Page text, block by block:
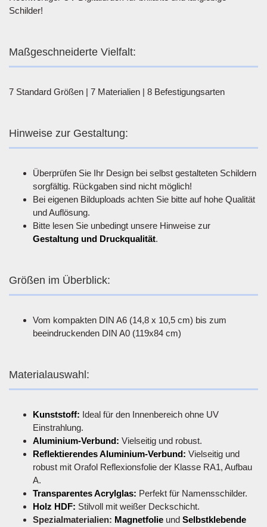
Schilder!
Maßgeschneiderte Vielfalt:
7 Standard Größen | 7 Materialien | 8 Befestigungsarten
Hinweise zur Gestaltung:
Überprüfen Sie Ihr Design bei selbst gestalteten Schildern
sorgfältig. Rückgaben sind nicht möglich!
Bei eigenen Bilduploads achten Sie bitte auf hohe Qualität
und Auflösung.
Bitte lesen Sie unbedingt unsere Hinweise zur
Gestaltung und Druckqualität.
Größen im Überblick:
Vom kompakten DIN A6 (14,8 x 10,5 cm) bis zum
beeindruckenden DIN A0 (119x84 cm)
Materialauswahl:
Kunststoff: Ideal für den Innenbereich ohne UV
Einstrahlung.
Aluminium-Verbund: Vielseitig und robust.
Reflektierendes Aluminium-Verbund: Vielseitig und
robust mit Orafol Reflexionsfolie der Klasse RA1, Aufbau
A.
Transparentes Acrylglas: Perfekt für Namensschilder.
Holz HDF: Stilvoll mit weißer Deckschicht.
Spezialmaterialien: Magnetfolie und Selbstklebende